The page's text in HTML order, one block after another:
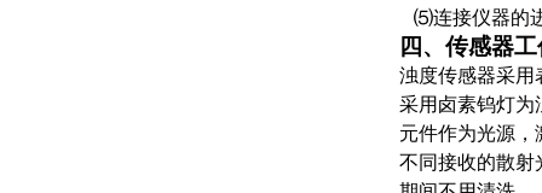
⑸连接仪器的
四、传感器
浊度传感器采用
采用卤素钨灯为
元件作为光源
不同接收的散射